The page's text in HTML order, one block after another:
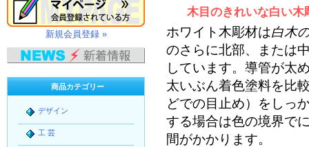
木目のきれいな白い木
ホワイト木彫材は白木
のさらに北部、または
しています。導管が太
太いぶん着色塗料を比
どでの目止め）をしっ
する場合は色の境界で
間がかかります。
新規会員登録 »
商品カテゴリー
デザイン
工 芸